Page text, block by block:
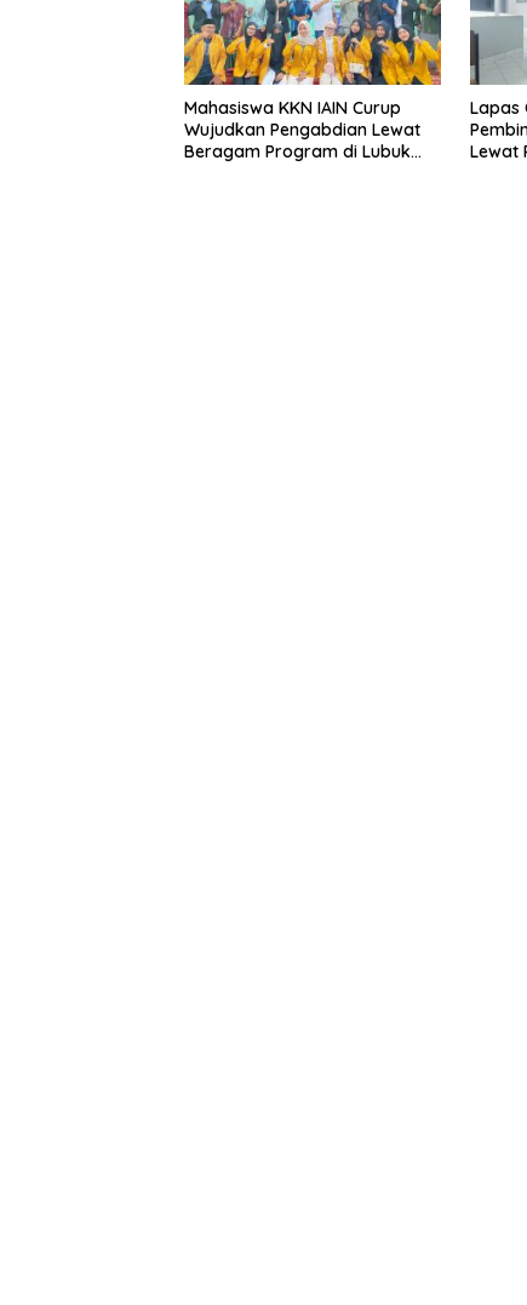
Mahasiswa KKN IAIN Curup
Wujudkan Pengabdian Lewat
Beragam Program di Lubuk
Lapas
Lewat